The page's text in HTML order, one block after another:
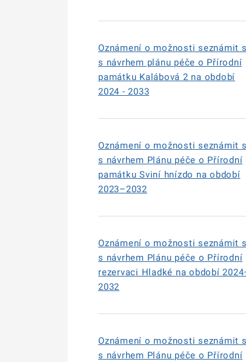
Oznámení o možnosti seznámit
s návrhem plánu péče o Přírodní
památku Kalábová 2 na období
2024 - 2033
Oznámení o možnosti seznámit
s návrhem Plánu péče o Přírodní
památku Sviní hnízdo na období
2023–2032
Oznámení o možnosti seznámit
s návrhem Plánu péče o Přírodní
rezervaci Hladké na období
2032
Oznámení o možnosti seznámit
s návrhem Plánu péče o Přírodní